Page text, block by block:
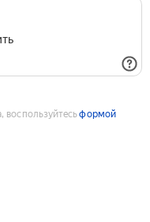
воспользуйтесьформой